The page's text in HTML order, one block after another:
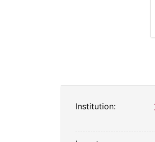
Institution: